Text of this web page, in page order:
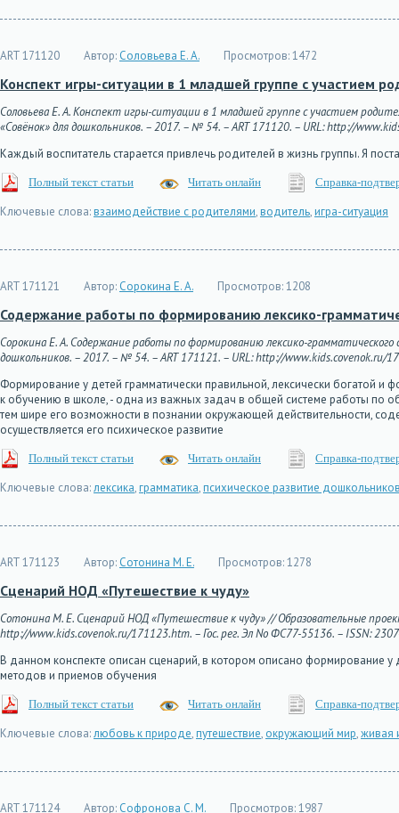
ART 171120 Автор: Соловьева Е. А. Просмотров:1472
Конспект игры-ситуации в 1 младшей группе с участием
Соловьева Е. А. Конспект игры-ситуации в 1 младшей группе с участием
«Совёнок» для дошкольников. – 2017. – № 54. – ART 171120. – URL: http://
Каждый воспитатель старается привлечь родителей в жизнь группы. Я
Полный текст статьи Читать онлайн Справка-
Ключевые слова:взаимодействие с родителями,водитель,игра-ситуация
ART 171121 Автор: Сорокина Е. А. Просмотров:1208
Содержание работы по формированию лексико-
Сорокина Е. А. Содержание работы по формированию лексико-
дошкольников. – 2017. – № 54. – ART 171121. – URL: http://www.kids.covenok.ru/
Формирование у детей грамматически правильной, лексически богатой
к обучению в школе, - одна из важных задач в общей системе работы по
тем шире его возможности в познании окружающей действительности,
осуществляется его психическое развитие
Полный текст статьи Читать онлайн Справка-
Ключевые слова:лексика,грамматика,психическое развитие
ART 171123 Автор: Сотонина М. Е. Просмотров:1278
Сценарий НОД «Путешествие к чуду»
Сотонина М. Е. Сценарий НОД «Путешествие к чуду» // Образовательные
http://www.kids.covenok.ru/171123.htm. – Гос. рег. Эл No ФС77-55136. – ISSN:
В данном конспекте описан сценарий, в котором описано формирование
методов и приемов обучения
Полный текст статьи Читать онлайн Справка-
Ключевые слова:любовь к природе,путешествие, окружающий мир,живая
ART 171124 Автор: Софронова С. М. Просмотров:1987